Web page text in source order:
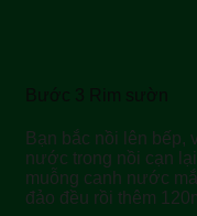
Bước 3 Rim sườn
Bạn bắc nồi lên bếp,
nước trong nồi cạn
muỗng canh nước
đảo đều rồi thêm